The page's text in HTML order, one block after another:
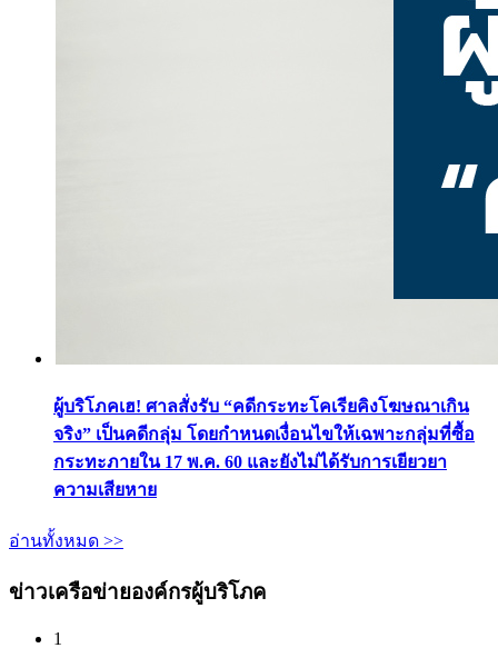
ผู้บริโภคเฮ! ศาลสั่งรับ “คดีกระทะโคเรียคิงโฆษณาเกิน
จริง” เป็นคดีกลุ่ม โดยกำหนดเงื่อนไขให้เฉพาะกลุ่มที่ซื้อ
กระทะภายใน 17 พ.ค. 60 และยังไม่ได้รับการเยียวยา
ความเสียหาย
อ่านทั้งหมด >>
ข่าวเครือข่ายองค์กรผู้บริโภค
1